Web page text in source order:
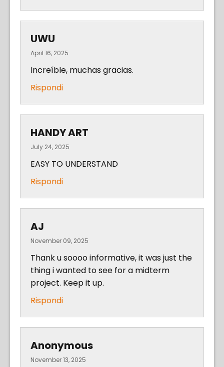
UWU
April 16, 2025
Increíble, muchas gracias.
Rispondi
HANDY ART
July 24, 2025
EASY TO UNDERSTAND
Rispondi
AJ
November 09, 2025
Thank u soooo informative, it was just the
thing i wanted to see for a midterm
project. Keep it up.
Rispondi
Anonymous
November 13, 2025